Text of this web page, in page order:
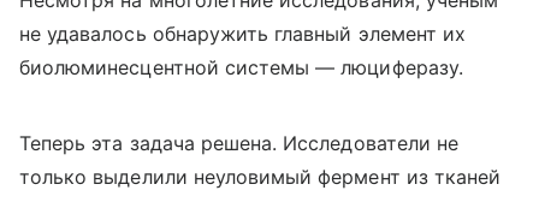
не удавалось обнаружить главный элемент их
биолюминесцентной системы — люциферазу.
Теперь эта задача решена. Исследователи не
только выделили неуловимый фермент из тканей